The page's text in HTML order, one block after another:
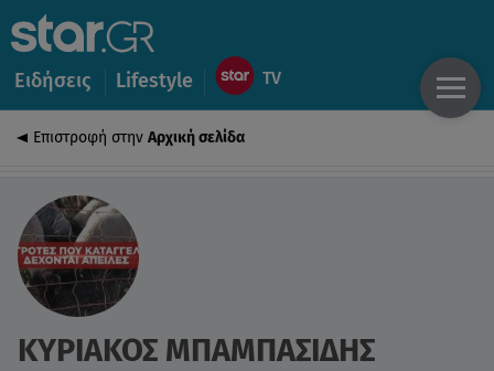
Ειδήσεις Lifestyle
Επιστροφή στην Αρχική σελίδα
ΚΥΡΙΑΚΟΣ ΜΠΑΜΠΑΣΙΔΗΣ